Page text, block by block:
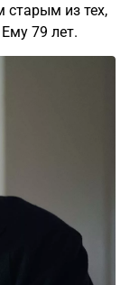
из тех,
79 лет.